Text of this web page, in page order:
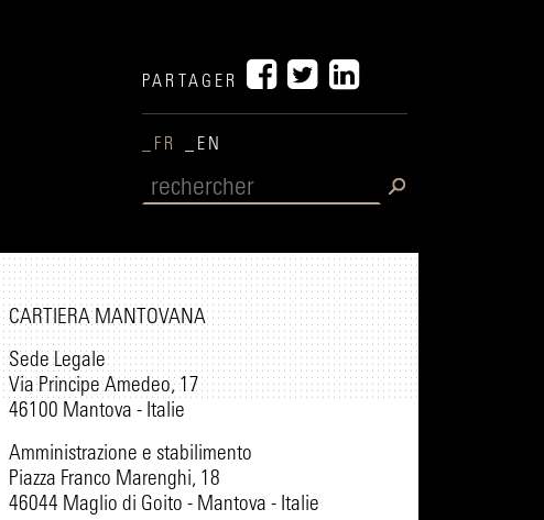
PARTAGER
_FR _EN
CARTIERA MANTOVANA
Sede Legale
Via Principe Amedeo, 17
46100 Mantova - Italie
Amministrazione e stabilimento
Piazza Franco Marenghi, 18
46044 Maglio di Goito - Mantova - Italie